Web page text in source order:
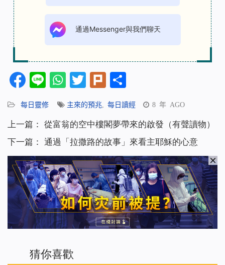
通過Messenger與我們聊天
Facebook
LineWhatsApp
Twitter
Plurk
享
每日靈修 主來的預兆 每日讀經 8 年 AGO
上一篇： 從富翁的空中樓閣夢帶來的啟發（有聲讀物）
下一篇： 通過「拉撒路的故事」來看主耶穌的心意
猜你喜歡